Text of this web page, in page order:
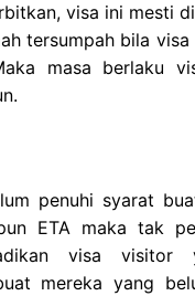
visa ini mesti
tersumpah bila
masa berlaku
penuhi syarat
ETA maka tak
visa visitor
mereka yang